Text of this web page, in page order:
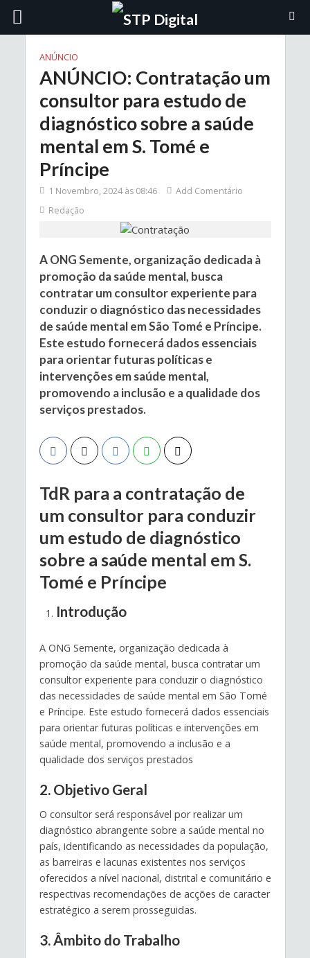
ANÚNCIO
ANÚNCIO: Contratação um
consultor para estudo de
diagnóstico sobre a saúde
mental em S. Tomé e
Príncipe
1 Novembro, 2024 às 08:46
Add Comentário
Redação
A ONG Semente, organização dedicada à
promoção da saúde mental, busca
contratar um consultor experiente para
conduzir o diagnóstico das necessidades
de saúde mental em São Tomé e Príncipe.
Este estudo fornecerá dados essenciais
para orientar futuras políticas e
intervenções em saúde mental,
promovendo a inclusão e a qualidade dos
serviços prestados.
TdR para a contratação de
um consultor para conduzir
um estudo de diagnóstico
sobre a saúde mental em S.
Tomé e Príncipe
Introdução
A ONG Semente, organização dedicada à
promoção da saúde mental, busca contratar um
consultor experiente para conduzir o diagnóstico
das necessidades de saúde mental em São Tomé
e Príncipe. Este estudo fornecerá dados essenciais
para orientar futuras políticas e intervenções em
saúde mental, promovendo a inclusão e a
qualidade dos serviços prestados
2. Objetivo Geral
O consultor será responsável por realizar um
diagnóstico abrangente sobre a saúde mental no
país, identificando as necessidades da população,
as barreiras e lacunas existentes nos serviços
oferecidos a nível nacional, distrital e comunitário e
respectivas recomendações de acções de caracter
estratégico a serem prosseguidas.
3. Âmbito do Trabalho